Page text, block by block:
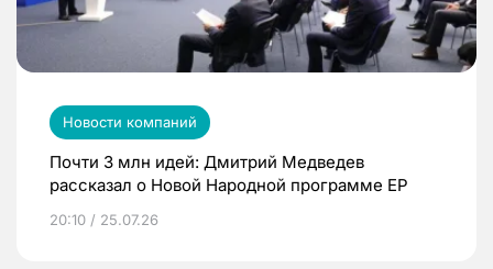
Новости компаний
Почти 3 млн идей: Дмитрий Медведев
рассказал о Новой Народной программе ЕР
20:10 / 25.07.26